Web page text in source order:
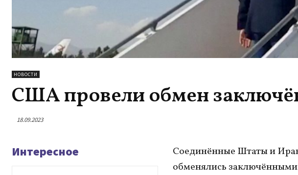
НОВОСТИ
США провели обмен
18.09.2023
Интересное
Соединённые Штаты и
обменялись